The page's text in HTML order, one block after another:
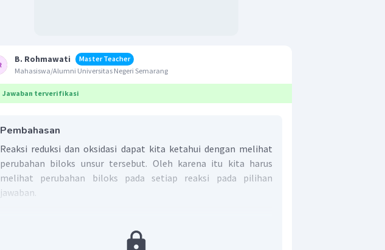
B. Rohmawati
Master Teacher
Mahasiswa/Alumni Universitas Negeri Semarang
Jawaban terverifikasi
Pembahasan
Reaksi reduksi dan oksidasi dapat kita ketahui dengan melihat
perubahan biloks unsur tersebut. Oleh karena itu kita harus
melihat perubahan biloks pada setiap reaksi pada pilihan
jawaban.